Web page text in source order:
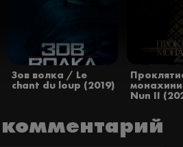
Зов волка / Le
chant du loup (2019)
Nun II
комментарий